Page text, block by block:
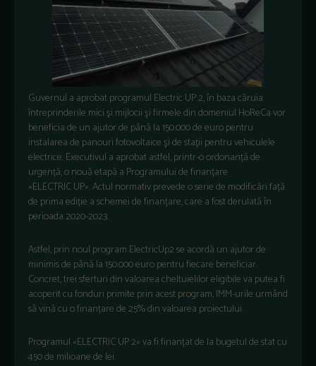
Guvernul a aprobat programul Electric UP 2, în baza căruia
întreprinderile mici şi mijlocii şi firmele din domeniul HoReCa vor
beneficia de un ajutor de până la 150.000 de euro pentru
instalarea de panouri fotovoltaice şi de staţii pentru vehiculele
electrice. Executivul a aprobat astfel, printr-o ordonanță de
urgență, o nouă etapă a Programului de finanțare
«ELECTRIC UP». Actul normativ prevede o serie de modificări față
de prima ediție a schemei de finanțare, care a fost derulată în
perioada 2020-2023.
Astfel, prin noul program ElectricUp2 se acordă un ajutor de
minimis de până la 150.000 euro pentru fiecare beneficiar.
Concret, trei sferturi din valoarea cheltuielilor eligibile va putea fi
acoperit cu fonduri primite prin acest program, IMM-urile urmând
să vină cu o finanțare de 25% din valoarea proiectului.
Programul «ELECTRIC UP 2» va fi finanțat de la bugetul de stat cu
450 de milioane de lei.